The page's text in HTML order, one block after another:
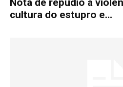
Nota de repúdio à
cultura do estupro e...